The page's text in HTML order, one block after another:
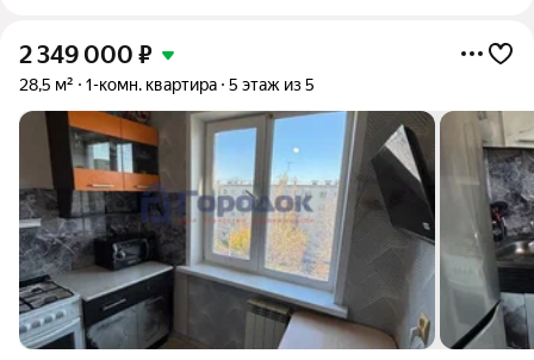
2 349 000 ₽
28,5 м² 1-комн. квартира 5 этаж из 5